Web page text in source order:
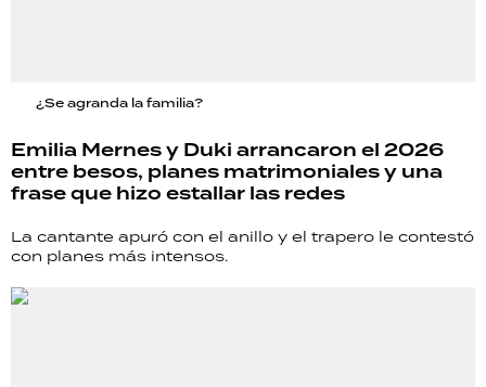
¿Se agranda la familia?
Emilia Mernes y Duki arrancaron el 2026
entre besos, planes matrimoniales y una
frase que hizo estallar las redes
La cantante apuró con el anillo y el trapero le contestó
con planes más intensos.